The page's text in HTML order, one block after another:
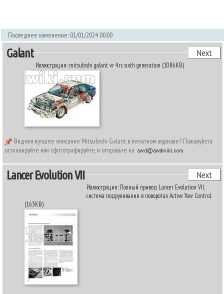
Последнее изменение: 01/01/2024 00:00
Galant Next
Иллюстрация: mitsubishi galant vr 4rs sixth generation (1086KB)
Видели лучшее описание Mitsubishi Galant в печатном журнале? Пожалуйста
остканируйте или сфотографируйте, и отправьте на
Lancer Evolution VII Next
Иллюстрация: Полный привод Lancer Evolution VII,
система подруливания в поворотах Active Yaw Control.
(163KB)